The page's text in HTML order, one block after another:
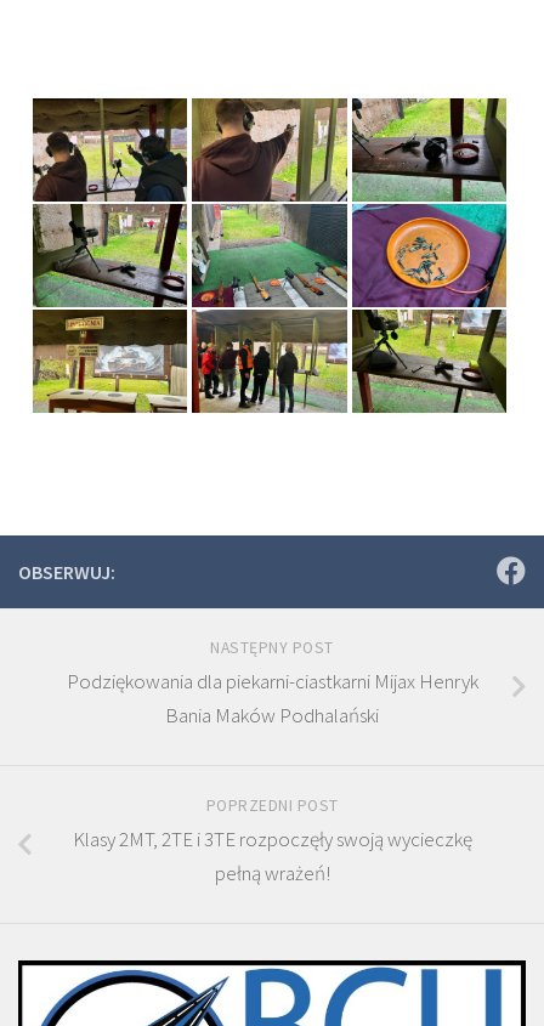
OBSERWUJ:
NASTĘPNY POST
Podziękowania dla piekarni-ciastkarni Mijax Henryk
Bania Maków Podhalański
POPRZEDNI POST
Klasy 2MT, 2TE i 3TE rozpoczęły swoją wycieczkę
pełną wrażeń!